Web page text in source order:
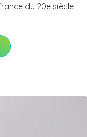
du 20e siècle